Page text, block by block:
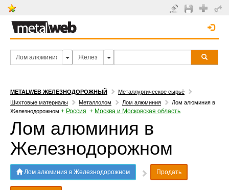
METALWEB ЖЕЛЕЗНОДОРОЖНЫЙ
Металлургическое сырьё
Шихтовые материалы
Металлолом Лом алюминия
Лом алюминия в
Железнодорожном + Россия + Москва и Московская область
Лом алюминия в
Железнодорожном
Лом алюминия в Железнодорожном Продать